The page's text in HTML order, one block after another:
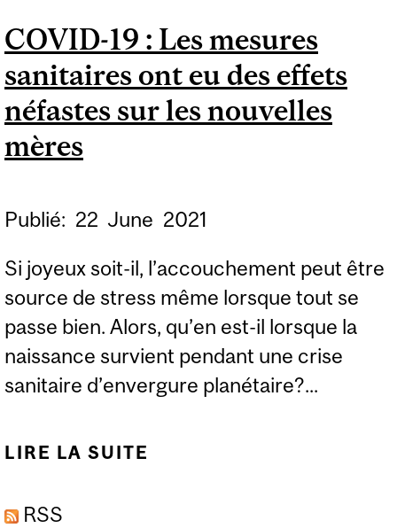
LÉGALES DESTINÉES
AUX VICTIMES
D’AGRESSION
COVID-19 : Les mesures
sanitaires ont eu des effets
néfastes sur les nouvelles
mères
Publié: 22 June 2021
Si joyeux soit-il, l’accouchement peut être
source de stress même lorsque tout se
passe bien. Alors, qu’en est-il lorsque la
naissance survient pendant une crise
sanitaire d’envergure planétaire?...
LIRE LA SUITE
RSS